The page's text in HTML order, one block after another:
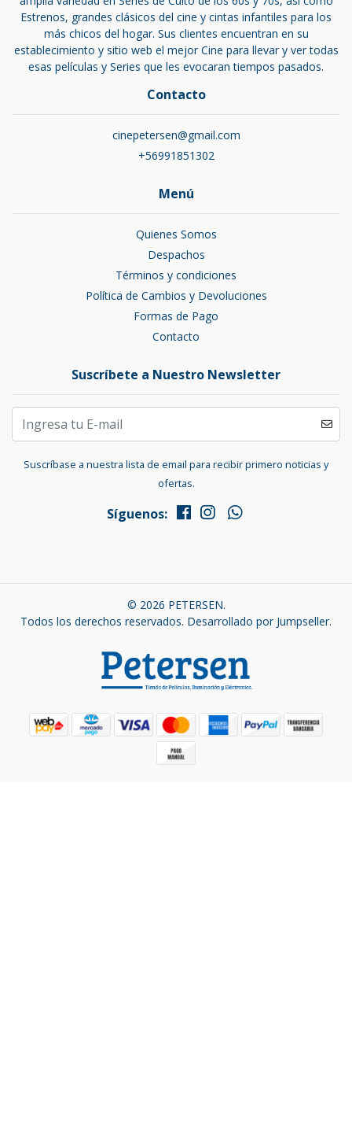
Estrenos, grandes clásicos del cine y cintas infantiles para los
más chicos del hogar. Sus clientes encuentran en su
establecimiento y sitio web el mejor Cine para llevar y ver todas
esas películas y Series que les evocaran tiempos pasados.
Contacto
cinepetersen@gmail.com
+56991851302
Menú
Quienes Somos
Despachos
Términos y condiciones
Política de Cambios y Devoluciones
Formas de Pago
Contacto
Suscríbete a Nuestro Newsletter
Suscríbase a nuestra lista de email para recibir primero noticias y
ofertas.
Síguenos:
© 2026 PETERSEN.
Todos los derechos reservados. Desarrollado por Jumpseller.